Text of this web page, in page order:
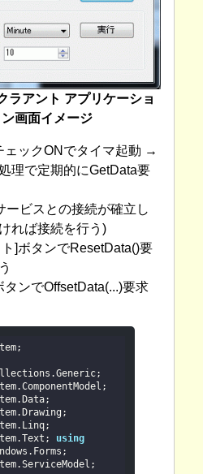
ラアント アプリケーショ
ン画面イメージ
ェックONでタイマ起動 →
理で定期的にGetData要
ービスとの接続が確立し
れば接続を行う)
]ボタンでResetData()要
タンでOffsetData(...)要求
using